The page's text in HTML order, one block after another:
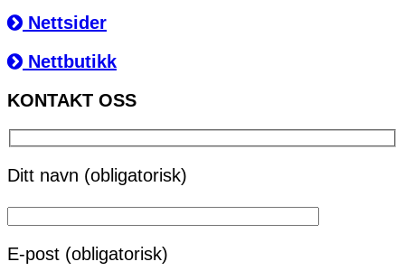
Nettsider
Nettbutikk
KONTAKT OSS
Ditt navn (obligatorisk)
E-post (obligatorisk)